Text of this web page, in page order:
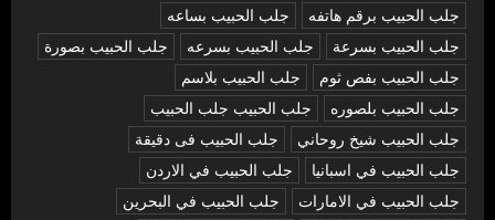
جلب الحبيب برقم هاتفه
جلب الحبيب بساعه
جلب الحبيب بسرعة
جلب الحبيب بسرعه
جلب الحبيب بصورة
جلب الحبيب بفص ثوم
جلب الحبيب بلاسم
جلب الحبيب بلصوره
جلب الحبيب جلب الحبيب
جلب الحبيب شيخ روحاني
جلب الحبيب فى دقيقة
جلب الحبيب في اسبانيا
جلب الحبيب في الاردن
جلب الحبيب في الامارات
جلب الحبيب في البحرين